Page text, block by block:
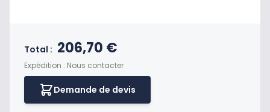
Total : Prix final du produit
206,70 €
Expédition : Nous contacter
Demande de devis